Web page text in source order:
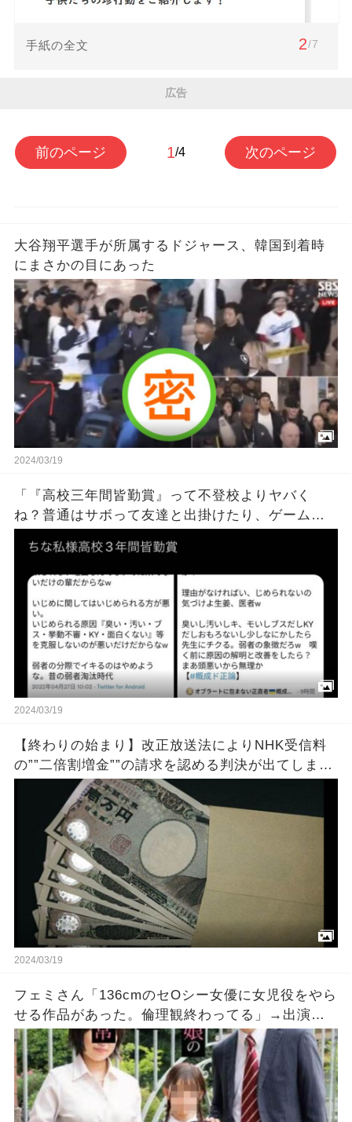
手紙の全文 2/7
広告
前のページ 1/4 次のページ
大谷翔平選手が所属するドジャース、韓国到着時
にまさかの目にあった
2024/03/19
「『高校三年間皆勤賞』って不登校よりヤバく
ね？普通はサボって友達と出掛けたり、ゲームし
2024/03/19
【終わりの始まり】改正放送法によりNHK受信料
の””二倍割増金””の請求を認める判決が出てしま
う・・・もう終わりだよこの国
2024/03/19
フェミさん「136cmのセOシー女優に女児役をやら
せる作品があった。倫理観終わってる」→出演女
優「自ら望んでこの業界入ったんだが？」